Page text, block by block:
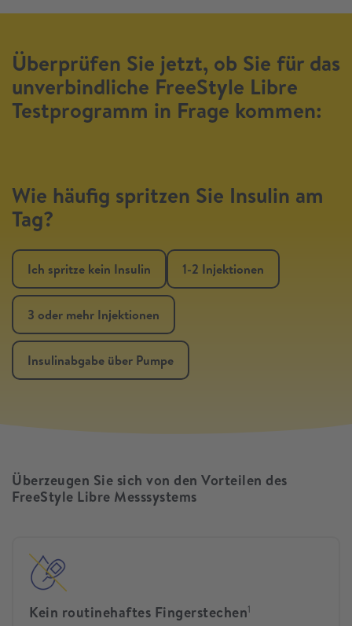
Überprüfen Sie jetzt, ob Sie für das
unverbindliche FreeStyle Libre
Testprogramm in Frage kommen:
Wie häufig spritzen Sie Insulin am
Tag?
Ich spritze kein Insulin 1-2 Injektionen
3 oder mehr Injektionen
Insulinabgabe über Pumpe
Überzeugen Sie sich von den Vorteilen des
FreeStyle Libre Messsystems
Kein routinehaftes Fingerstechen1